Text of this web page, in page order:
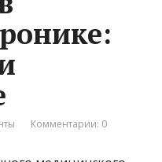
Комментарии: 0